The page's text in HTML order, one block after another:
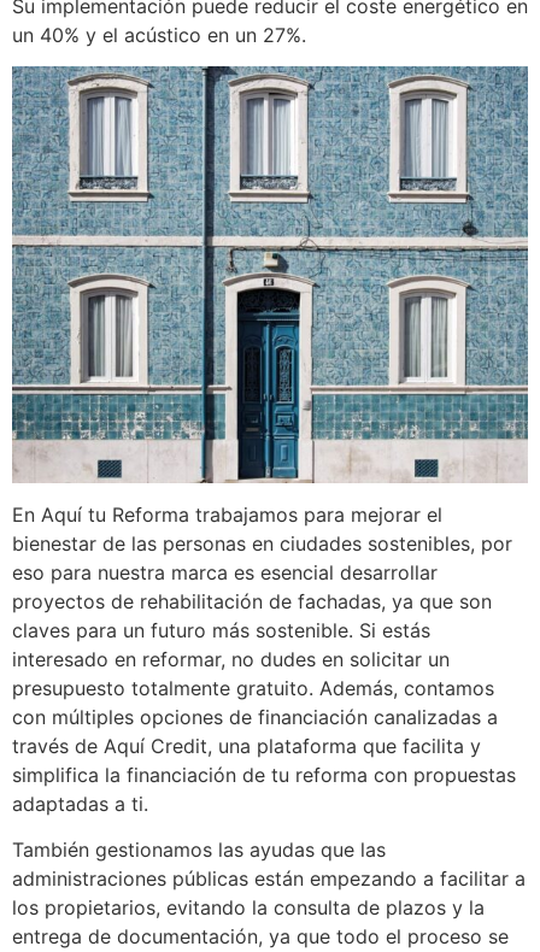
Su implementación puede reducir el coste energético en
un 40% y el acústico en un 27%.
En Aquí tu Reforma trabajamos para mejorar el
bienestar de las personas en ciudades sostenibles, por
eso para nuestra marca es esencial desarrollar
proyectos de rehabilitación de fachadas, ya que son
claves para un futuro más sostenible. Si estás
interesado en reformar, no dudes en solicitar un
presupuesto totalmente gratuito. Además, contamos
con múltiples opciones de financiación canalizadas a
través de Aquí Credit, una plataforma que facilita y
simplifica la financiación de tu reforma con propuestas
adaptadas a ti.
También gestionamos las ayudas que las
administraciones públicas están empezando a facilitar a
los propietarios, evitando la consulta de plazos y la
entrega de documentación, ya que todo el proceso se